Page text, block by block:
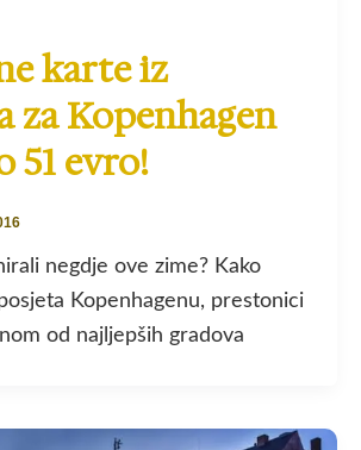
karte iz
za Kopenhagen
51 evro!
negdje ove zime? Kako
Kopenhagenu, prestonici
od najljepših gradova